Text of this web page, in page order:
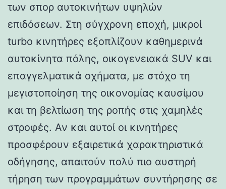
των σπορ αυτοκινήτων υψηλών
επιδόσεων. Στη σύγχρονη εποχή, μικροί
turbo κινητήρες εξοπλίζουν καθημερινά
αυτοκίνητα πόλης, οικογενειακά SUV και
επαγγελματικά οχήματα, με στόχο τη
μεγιστοποίηση της οικονομίας καυσίμου
και τη βελτίωση της ροπής στις χαμηλές
στροφές. Αν και αυτοί οι κινητήρες
προσφέρουν εξαιρετικά χαρακτηριστικά
οδήγησης, απαιτούν πολύ πιο αυστηρή
τήρηση των προγραμμάτων συντήρησης σε